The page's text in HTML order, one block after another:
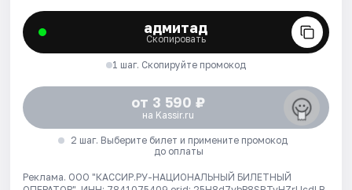
адмитад
Скопировать
1 шаг. Скопируйте промокод
от 3 590 ₽
на Kassir.ru
2 шаг. Выберите билет и примените промокод
до оплаты
Реклама. ООО "КАССИР.РУ-НАЦИОНАЛЬНЫЙ БИЛЕТНЫЙ